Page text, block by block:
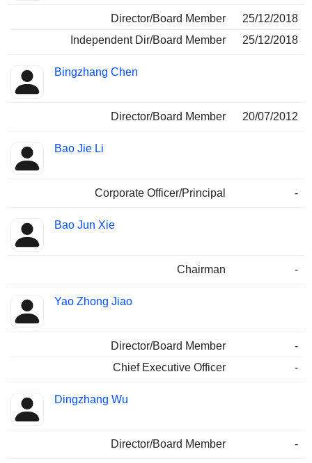
Director/Board Member
25/12/2018
Independent Dir/Board Member
25/12/2018
Bingzhang Chen
Director/Board Member 20/07/2012
Bao Jie Li
Corporate Officer/Principal -
Bao Jun Xie
Chairman -
Yao Zhong Jiao
Director/Board Member
-
Chief Executive Officer
-
Dingzhang Wu
Director/Board Member -